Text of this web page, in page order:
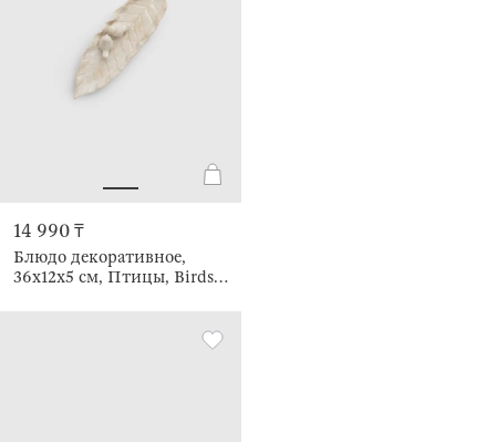
14 990 ₸
Блюдо декоративное,
36х12x5 см, Птицы, Birds